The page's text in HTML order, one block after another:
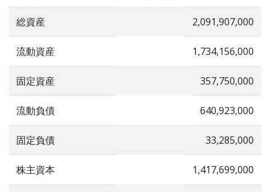
総資産 2,091,907,000
流動資産 1,734,156,000
固定資産 357,750,000
流動負債 640,923,000
固定負債 33,285,000
株主資本 1,417,699,000